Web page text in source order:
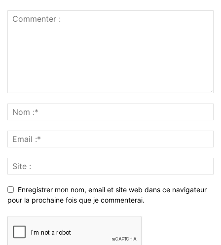
Enregistrer mon nom, email et site web dans ce navigateur
pour la prochaine fois que je commenterai.